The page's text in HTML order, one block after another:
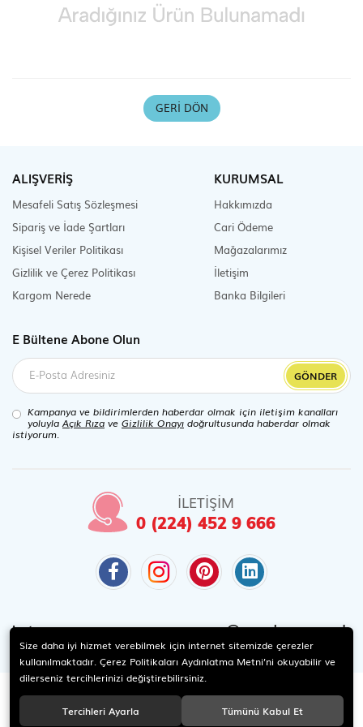
Scooter Çeşitleri
GERI DÖN
ALIŞVERİŞ
Mesafeli Satış Sözleşmesi
Sipariş ve İade Şartları
Kişisel Veriler Politikası
Gizlilik ve Çerez Politikası
Kargom Nerede
KURUMSAL
Hakkımızda
Cari Ödeme
Mağazalarımız
İletişim
Banka Bilgileri
E Bültene Abone Olun
GÖNDER
Kampanya ve bildirimlerden haberdar olmak için iletişim kanalları
yoluylaAçık Rıza ve Gizlilik Onayı doğrultusunda haberdar olmak
istiyorum.
İLETİŞİM
0 (224) 452 9 666
Instagram @candaoyuncak
Size daha iyi hizmet verebilmek için internet sitemizde çerezler
kullanılmaktadır. Çerez Politikaları Aydınlatma Metni’ni okuyabilir ve
dilerseniz tercihlerinizi değiştirebilirsiniz.
Tercihleri Ayarla Tümünü Kabul Et